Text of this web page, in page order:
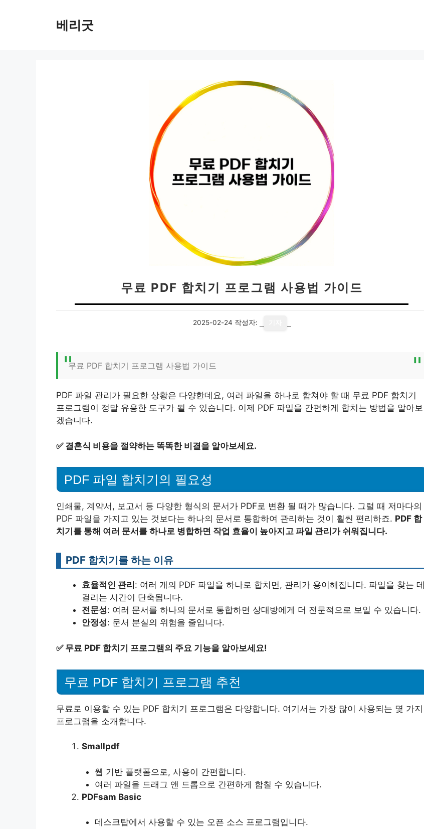
베리굿
무료 PDF 합치기 프로그램 사용법 가이드
2025-02-24 작성자:
무료 PDF 합치기 프로그램 사용법 가이드
PDF 파일 관리가 필요한 상황은 다양한데요, 여러 파일을 하나로 합쳐야 할 때 무료 PDF 합치기
프로그램이 정말 유용한 도구가 될 수 있습니다. 이제 PDF 파일을 간편하게 합치는 방법을 알아보
겠습니다.
✅ 결혼식 비용을 절약하는 똑똑한 비결을 알아보세요.
PDF 파일 합치기의 필요성
인쇄물, 계약서, 보고서 등 다양한 형식의 문서가 PDF로 변환 될 때가 많습니다. 그럴 때 저마다의
PDF 파일을 가지고 있는 것보다는 하나의 문서로 통합하여 관리하는 것이 훨씬 편리하죠. PDF 합
치기를 통해 여러 문서를 하나로 병합하면 작업 효율이 높아지고 파일 관리가 쉬워집니다.
PDF 합치기를 하는 이유
효율적인 관리 : 여러 개의 PDF 파일을 하나로 합치면, 관리가 용이해집니다. 파일을 찾는 데
걸리는 시간이 단축됩니다.
전문성: 여러 문서를 하나의 문서로 통합하면 상대방에게 더 전문적으로 보일 수 있습니다.
안정성: 문서 분실의 위험을 줄입니다.
✅ 무료 PDF 합치기 프로그램의 주요 기능을 알아보세요!
무료 PDF 합치기 프로그램 추천
무료로 이용할 수 있는 PDF 합치기 프로그램은 다양합니다. 여기서는 가장 많이 사용되는 몇 가지
프로그램을 소개합니다.
Smallpdf
웹 기반 플랫폼으로, 사용이 간편합니다.
여러 파일을 드래그 앤 드롭으로 간편하게 합칠 수 있습니다.
PDFsam Basic
데스크탑에서 사용할 수 있는 오픈 소스 프로그램입니다.